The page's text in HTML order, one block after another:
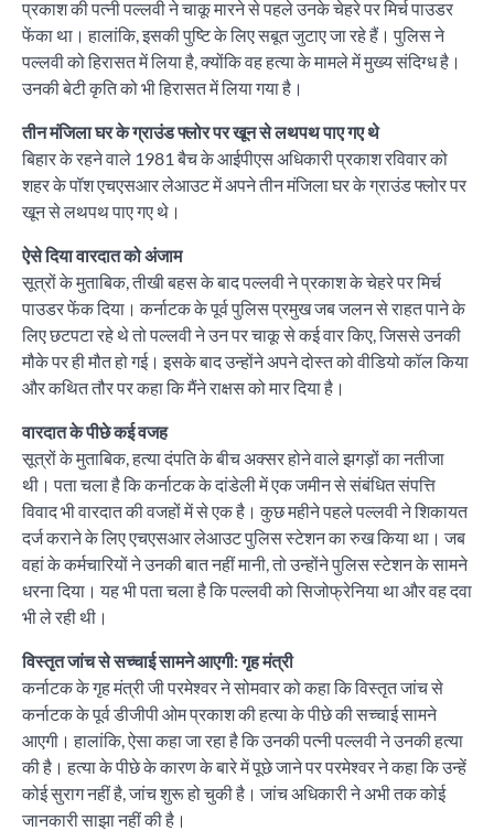
प्रकाश की पत्नी पल्लवी ने चाकू मारने से पहले उनके चेहरे पर मिर्च पाउडर
फेंका था। हालांकि, इसकी पुष्टि के लिए सबूत जुटाए जा रहे हैं। पुलिस ने
पल्लवी को हिरासत में लिया है, क्योंकि वह हत्या के मामले में मुख्य संदिग्ध है।
उनकी बेटी कृति को भी हिरासत में लिया गया है।
तीन मंजिला घर के ग्राउंड फ्लोर पर खून से लथपथ पाए गए थे
बिहार के रहने वाले 1981 बैच के आईपीएस अधिकारी प्रकाश रविवार को
शहर के पॉश एचएसआर लेआउट में अपने तीन मंजिला घर के ग्राउंड फ्लोर पर
खून से लथपथ पाए गए थे।
ऐसे दिया वारदात को अंजाम
सूत्रों के मुताबिक, तीखी बहस के बाद पल्लवी ने प्रकाश के चेहरे पर मिर्च
पाउडर फेंक दिया। कर्नाटक के पूर्व पुलिस प्रमुख जब जलन से राहत पाने के
लिए छटपटा रहे थे तो पल्लवी ने उन पर चाकू से कई वार किए, जिससे उनकी
मौके पर ही मौत हो गई। इसके बाद उन्होंने अपने दोस्त को वीडियो कॉल किया
और कथित तौर पर कहा कि मैंने राक्षस को मार दिया है।
वारदात के पीछे कई वजह
सूत्रों के मुताबिक, हत्या दंपति के बीच अक्सर होने वाले झगड़ों का नतीजा
थी। पता चला है कि कर्नाटक के दांडेली में एक जमीन से संबंधित संपत्ति
विवाद भी वारदात की वजहों में से एक है। कुछ महीने पहले पल्लवी ने शिकायत
दर्ज कराने के लिए एचएसआर लेआउट पुलिस स्टेशन का रुख किया था। जब
वहां के कर्मचारियों ने उनकी बात नहीं मानी, तो उन्होंने पुलिस स्टेशन के सामने
धरना दिया। यह भी पता चला है कि पल्लवी को सिजोफ्रेनिया था और वह दवा
भी ले रही थी।
विस्तृत जांच से सच्चाई सामने आएगी: गृह मंत्री
कर्नाटक के गृह मंत्री जी परमेश्वर ने सोमवार को कहा कि विस्तृत जांच से
कर्नाटक के पूर्व डीजीपी ओम प्रकाश की हत्या के पीछे की सच्चाई सामने
आएगी। हालांकि, ऐसा कहा जा रहा है कि उनकी पत्नी पल्लवी ने उनकी हत्या
की है। हत्या के पीछे के कारण के बारे में पूछे जाने पर परमेश्वर ने कहा कि उन्हें
कोई सुराग नहीं है, जांच शुरू हो चुकी है। जांच अधिकारी ने अभी तक कोई
जानकारी साझा नहीं की है।